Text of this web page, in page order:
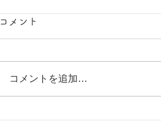
コメント
コメントを追加…